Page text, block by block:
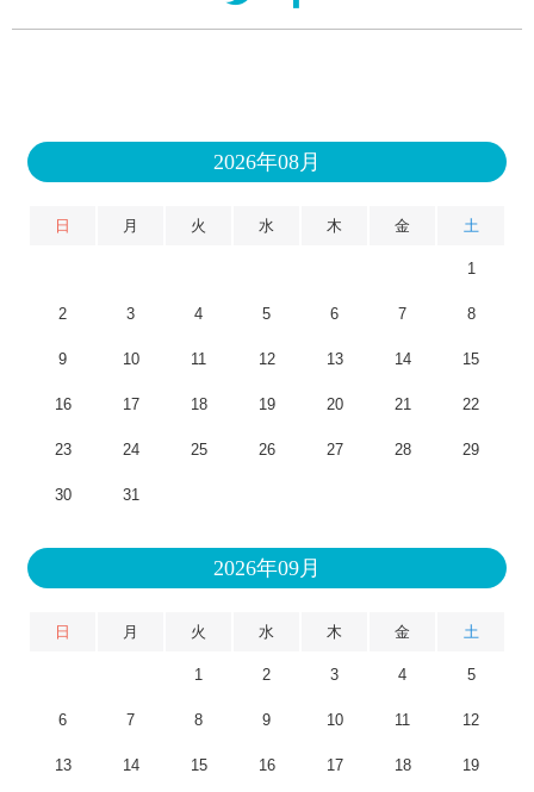
2026年08月
日 月 火 水 木 金 土
1
2 3 4 5 6 7 8
9 10 11 12 13 14 15
16 17 18 19 20 21 22
23 24 25 26 27 28 29
30 31
2026年09月
日 月 火 水 木 金 土
1 2 3 4 5
6 7 8 9 10 11 12
13 14 15 16 17 18 19